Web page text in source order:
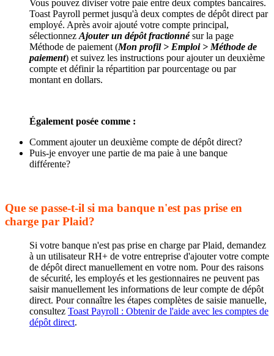
Vous pouvez diviser votre paie entre deux comptes bancaires.
Toast Payroll permet jusqu'à deux comptes de dépôt direct par
employé. Après avoir ajouté votre compte principal,
sélectionnez Ajouter un dépôt fractionnésur la page
Méthode de paiement (Mon profil > Emploi > Méthode de
paiement) et suivez les instructions pour ajouter un deuxième
compte et définir la répartition par pourcentage ou par
montant en dollars.
Également posée comme :
Comment ajouter un deuxième compte de dépôt direct?
Puis-je envoyer une partie de ma paie à une banque
différente?
Que se passe-t-il si ma banque n'est pas prise en
charge par Plaid?
Si votre banque n'est pas prise en charge par Plaid, demandez
à un utilisateur RH+ de votre entreprise d'ajouter votre compte
de dépôt direct manuellement en votre nom. Pour des raisons
de sécurité, les employés et les gestionnaires ne peuvent pas
saisir manuellement les informations de leur compte de dépôt
direct. Pour connaître les étapes complètes de saisie manuelle,
consultez Toast Payroll : Obtenir de l'aide avec les comptes de
dépôt direct.